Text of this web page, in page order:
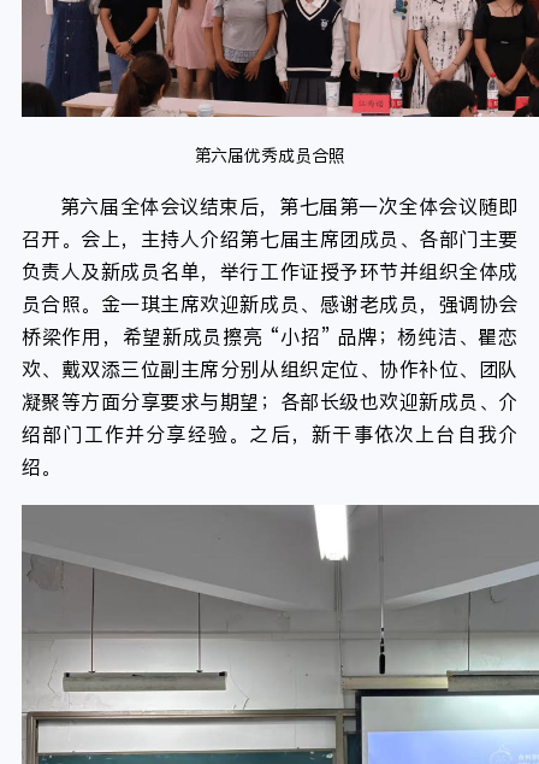
第六届优秀成员合照
第六届全体会议结束后，第七届第一次全体会议随即
召开。会上，主持人介绍第七届主席团成员、各部门主要
负责人及新成员名单，举行工作证授予环节并组织全体成
员合照。金一琪主席欢迎新成员、感谢老成员，强调协会
桥梁作用，希望新成员擦亮 “小招” 品牌；杨纯洁、瞿恋
欢、戴双添三位副主席分别从组织定位、协作补位、团队
凝聚等方面分享要求与期望；各部长级也欢迎新成员、介
绍部门工作并分享经验。之后，新干事依次上台自我介
绍。